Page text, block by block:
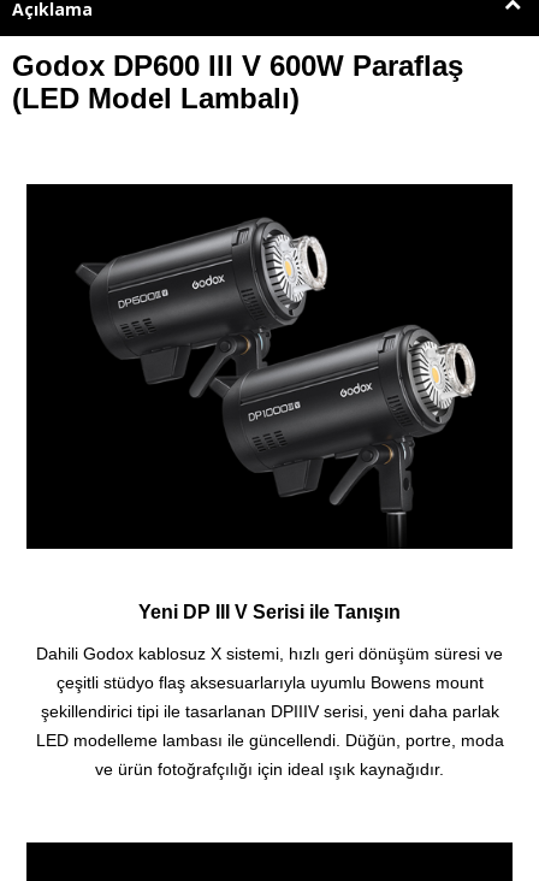
Açıklama
Godox DP600 III V 600W Paraflaş
(LED Model Lambalı)
Yeni DP III V Serisi ile Tanışın
Dahili Godox kablosuz X sistemi, hızlı geri dönüşüm süresi ve
çeşitli stüdyo flaş aksesuarlarıyla uyumlu Bowens mount
şekillendirici tipi ile tasarlanan DPIIIV serisi, yeni daha parlak
LED modelleme lambası ile güncellendi. Düğün, portre, moda
ve ürün fotoğrafçılığı için ideal ışık kaynağıdır.